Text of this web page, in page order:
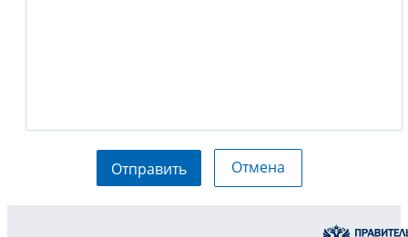
Отправить Отмена